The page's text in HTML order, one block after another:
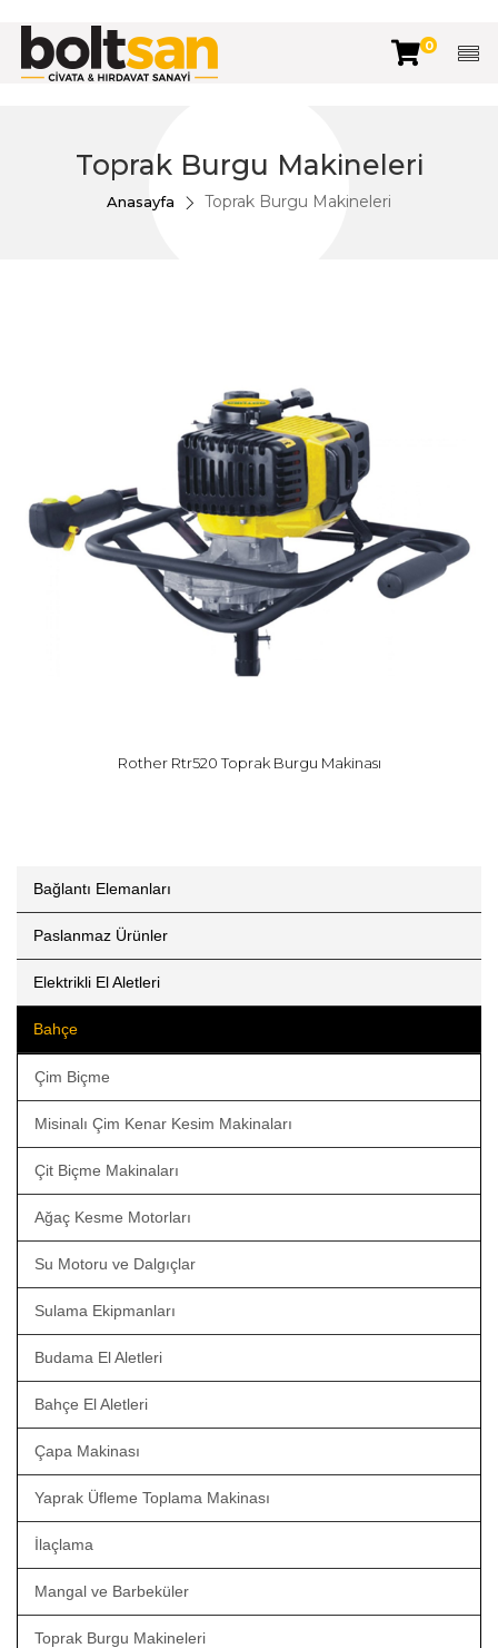
0
Toprak Burgu Makineleri
Anasayfa Toprak Burgu Makineleri
Rother Rtr520 Toprak Burgu Makinası
Bağlantı Elemanları
Paslanmaz Ürünler
Elektrikli El Aletleri
Bahçe
Çim Biçme
Misinalı Çim Kenar Kesim Makinaları
Çit Biçme Makinaları
Ağaç Kesme Motorları
Su Motoru ve Dalgıçlar
Sulama Ekipmanları
Budama El Aletleri
Bahçe El Aletleri
Çapa Makinası
Yaprak Üfleme Toplama Makinası
İlaçlama
Mangal ve Barbeküler
Toprak Burgu Makineleri